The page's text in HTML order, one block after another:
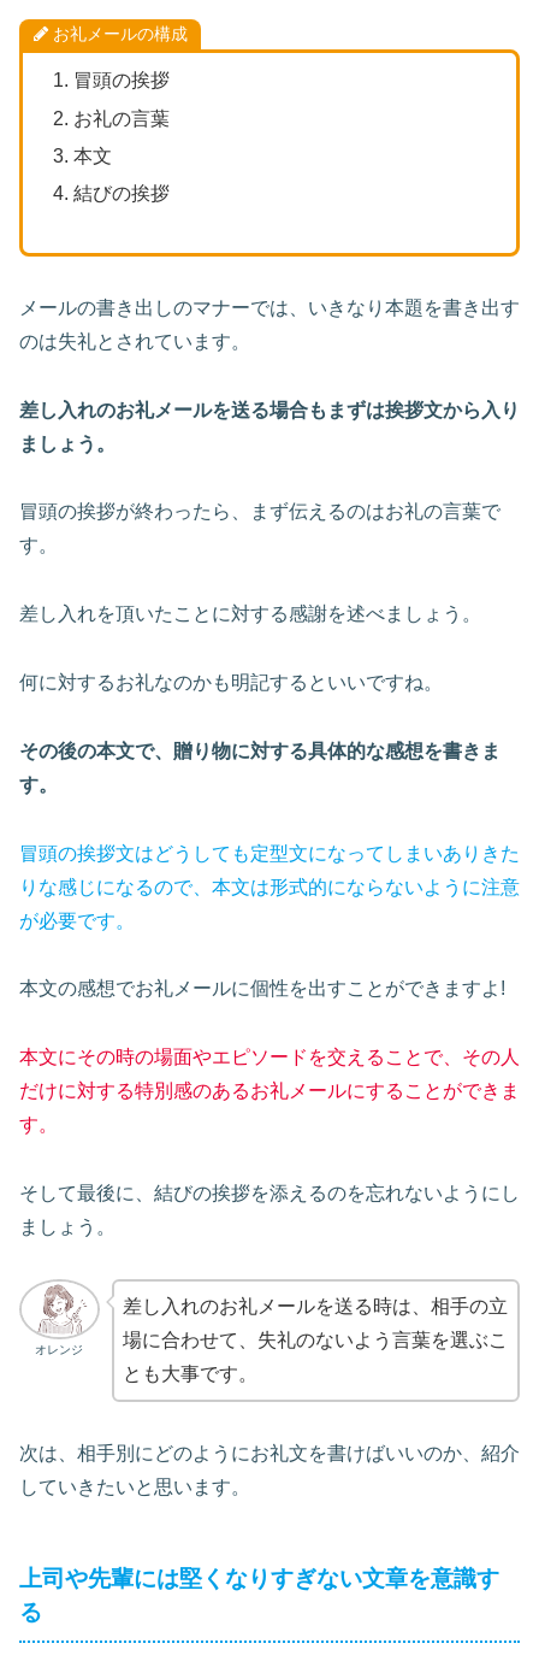
お礼メールの構成
冒頭の挨拶
お礼の言葉
本文
結びの挨拶
メールの書き出しのマナーでは、いきなり本題を書き出す
のは失礼とされています。
差し入れのお礼メールを送る場合もまずは挨拶文から入り
ましょう。
冒頭の挨拶が終わったら、まず伝えるのはお礼の言葉で
す。
差し入れを頂いたことに対する感謝を述べましょう。
何に対するお礼なのかも明記するといいですね。
その後の本文で、贈り物に対する具体的な感想を書きま
す。
冒頭の挨拶文はどうしても定型文になってしまいありきた
りな感じになるので、本文は形式的にならないように注意
が必要です。
本文の感想でお礼メールに個性を出すことができますよ!
本文にその時の場面やエピソードを交えることで、その人
だけに対する特別感のあるお礼メールにすることができま
す。
そして最後に、結びの挨拶を添えるのを忘れないようにし
ましょう。
オレンジ
差し入れのお礼メールを送る時は、相手の立
場に合わせて、失礼のないよう言葉を選ぶこ
とも大事です。
次は、相手別にどのようにお礼文を書けばいいのか、紹介
していきたいと思います。
上司や先輩には堅くなりすぎない文章を意識す
る